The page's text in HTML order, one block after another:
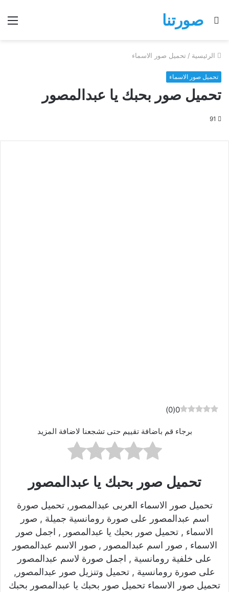
صورتنا
بحث
الرئيسية / تحميل صور الاسماء
تحميل صور الاسماء
تحميل صور بحبك يا عبدالمصور
91
0
(
0
)
برجاء قم باضافة تقييم حتى تشجعنا لاضافة المزيد
تحميل صور بحبك يا عبدالمصور
تحميل صور الاسماء العربى عبدالمصور, تحميل صورة
اسم عبدالمصور على صورة رومانسية جميلة , صور
الاسماء , تحميل صور بحبك يا عبدالمصور , اجمل صور
الاسماء , صور اسم عبدالمصور , صور الاسم عبدالمصور
على خلفية رومانسية , اجمل صورة لاسم عبدالمصور
على صورة رومانسية , تحميل وتنزيل صور عبدالمصور,
تحميل صور الاسماء تحميل صور بحبك يا عبدالمصور بحبك